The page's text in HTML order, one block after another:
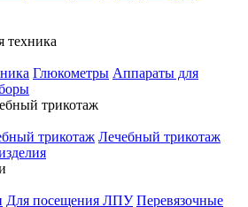
техника
Глюкометры Аппараты для
трикотаж
трикотаж Лечебный трикотаж
Для посещения ЛПУ Перевязочные